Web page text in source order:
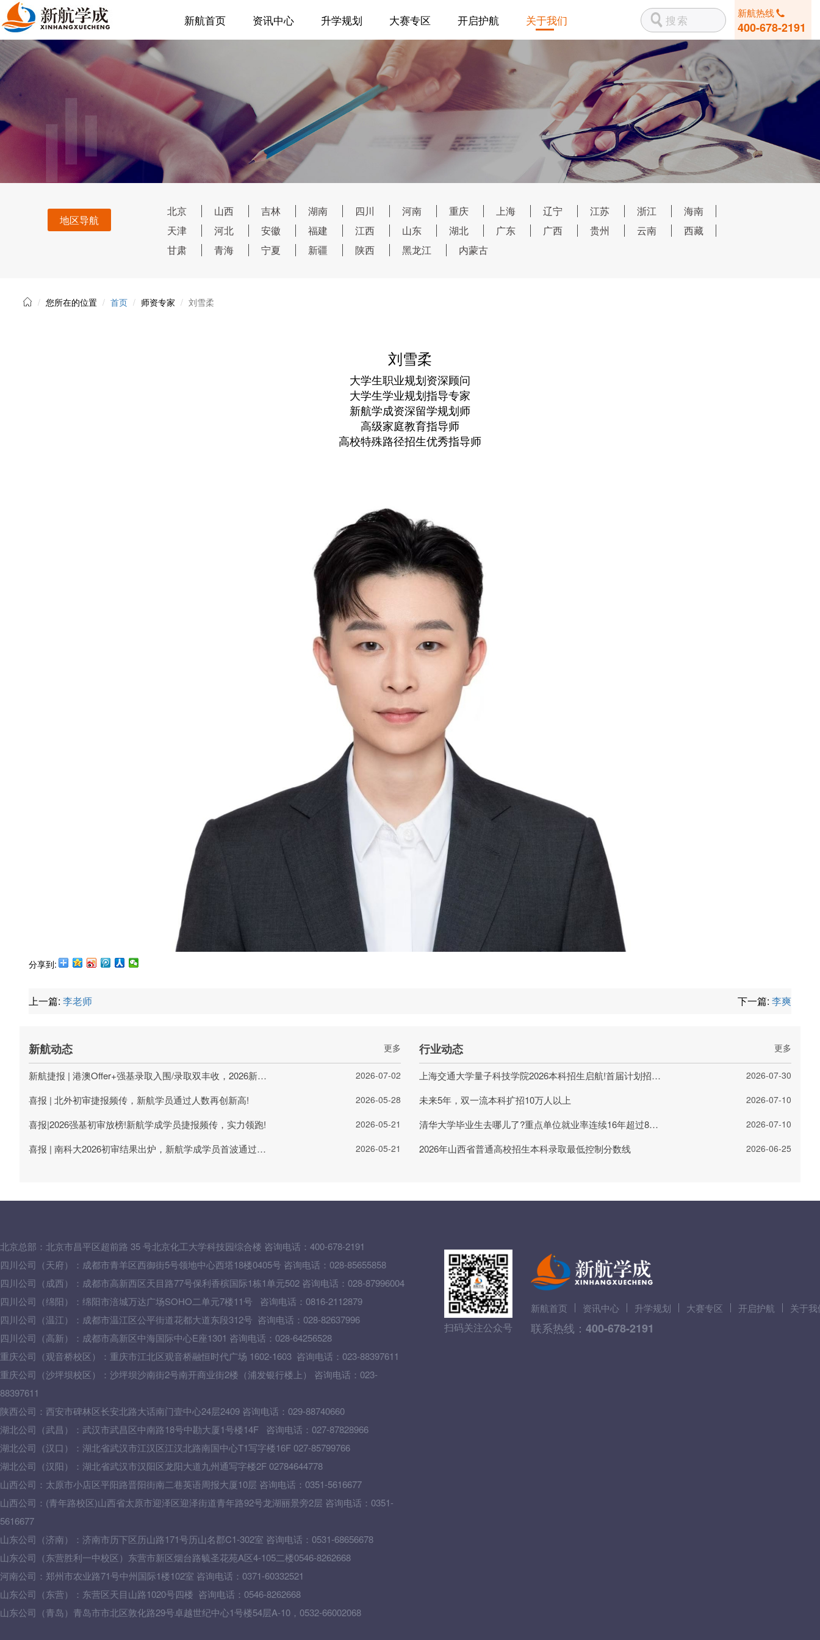
新航首页 资讯中心 升学规划 大赛专区 开启护航 关于我们 新航热线
400-678-2191
地区导航
北京 山西 吉林 湖南 四川 河南 重庆 上海 辽宁 江苏 浙江
海南
天津
河北 安徽 福建 江西 山东 湖北 广东 广西 贵州 云南
西藏
甘肃
青海 宁夏 新疆 陕西 黑龙江 内蒙古
您所在的位置 首页 师资专家 刘雪柔
刘雪柔
大学生职业规划资深顾问
大学生学业规划指导专家
新航学成资深留学规划师
高级家庭教育指导师
高校特殊路径招生优秀指导师
分享到:
上一篇: 李老师 下一篇: 李爽
新航动态 更多
新航捷报 | 港澳Offer+强基录取入围/录取双丰收，2026新航学成第一波升学喜报刷屏! 2026-07-02
喜报 | 北外初审捷报频传，新航学员通过人数再创新高! 2026-05-28
喜报|2026强基初审放榜!新航学成学员捷报频传，实力领跑! 2026-05-21
喜报 | 南科大2026初审结果出炉，新航学成学员首波通过喜讯来袭! 2026-05-21
行业动态 更多
上海交通大学量子科技学院2026本科招生启航!首届计划招收20人 2026-07-30
未来5年，双一流本科扩招10万人以上 2026-07-10
清华大学毕业生去哪儿了?重点单位就业率连续16年超过80% 2026-07-10
2026年山西省普通高校招生本科录取最低控制分数线 2026-06-25
北京总部： 北京市昌平区超前路 35 号北京化工大学科技园综合楼 咨询电话：400-678-2191
四川公司（天府）：成都市青羊区西御街5号领地中心西塔18楼0405号 咨询电话：028-85655858
四川公司（成西）：成都市高新西区天目路77号保利香槟国际1栋1单元502 咨询电话：028-87996004
四川公司（绵阳）：绵阳市涪城万达广场SOHO二单元7楼11号 咨询电话：0816-2112879
四川公司（温江）：成都市温江区公平街道花都大道东段312号 咨询电话：028-82637996
四川公司（高新）：成都市高新区中海国际中心E座1301 咨询电话：028-64256528
重庆公司（观音桥校区）：重庆市江北区观音桥融恒时代广场 1602-1603 咨询电话：023-88397611
重庆公司（沙坪坝校区）：沙坪坝沙南街2号南开商业街2楼（浦发银行楼上） 咨询电话：023-
88397611
陕西公司：西安市碑林区长安北路大话南门壹中心24层2409 咨询电话：029-88740660
湖北公司 （武昌）： 武汉市武昌区中南路18号中勘大厦1号楼14F 咨询电话：027-87828966
湖北公司 （汉口）
：湖北省武汉市江汉区江汉北路南国中心T1写字楼16F 027-85799766
湖北公司（汉阳）：湖北省武汉市汉阳区龙阳大道九州通写字楼2F 02784644778
山西公司：太原市小店区平阳路晋阳街南二巷英语周报大厦10层 咨询电话：0351-5616677
山西公司： (青年路校区)山西省太原市迎泽区迎泽街道青年路92号龙湖丽景旁2层 咨询电话：0351-
5616677
山东公司（济南）：济南市历下区历山路171号历山名郡C1-302室 咨询电话：0531-68656678
山东公司（东营胜利一中校区）东营市新区烟台路毓圣花苑A区4-105二楼0546-8262668
河南公司：郑州市农业路71号中州国际1楼102室 咨询电话：0371-60332521
山东公司（东营）：东营区天目山路1020号四楼 咨询电话：0546-8262668
山东公司（青岛） 青岛市市北区敦化路29号卓越世纪中心1号楼54层A-10，0532-66002068
扫码关注公众号
新航首页 资讯中心 升学规划 大赛专区 开启护航 关于我
联系热线： 400-678-2191